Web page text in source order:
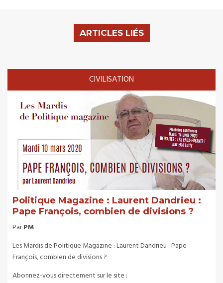
ARTICLES LIÉS
CIVILISATION
Politique Magazine : Laurent Dandrieu :
Pape François, combien de divisions ?
ParPM
Les Mardis de Politique Magazine : Laurent Dandrieu : Pape
François, combien de divisions ?
Abonnez-vous directement sur le site :